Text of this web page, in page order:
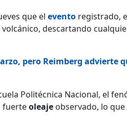
que el evento registrado,
descartando
pero Reimberg advierte
Politécnica Nacional, el
fuerteoleaje observado, lo